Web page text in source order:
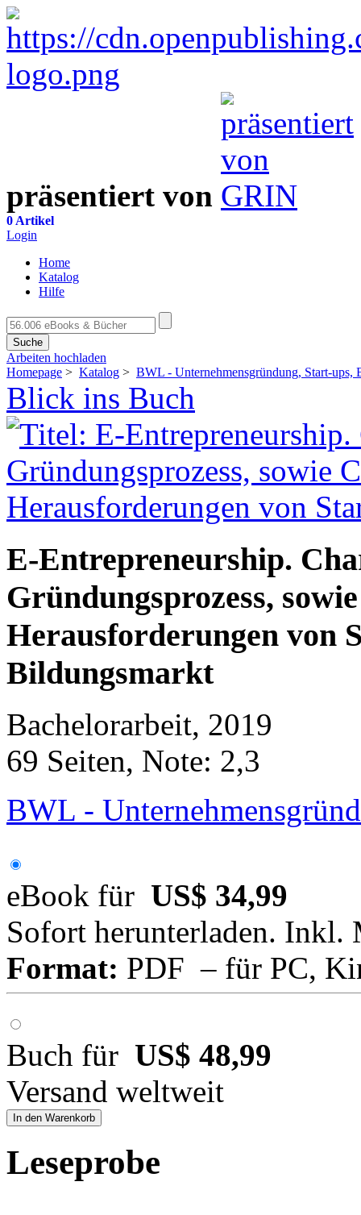
präsentiert von
0 Artikel
Login
Home
Katalog
Hilfe
Suche
Arbeiten hochladen
Homepage > Katalog > BWL - Unternehmensgründung, Start-ups,
Blick ins Buch
E-Entrepreneurship.
Gründungsprozess,
Herausforderungen von
Bildungsmarkt
Bachelorarbeit, 2019
69 Seiten, Note: 2,3
BWL -
eBook für US$ 34,99
Sofort herunterladen. Inkl.
Format: PDF – für PC,
Buch für US$ 48,99
Versand weltweit
In den Warenkorb
Leseprobe